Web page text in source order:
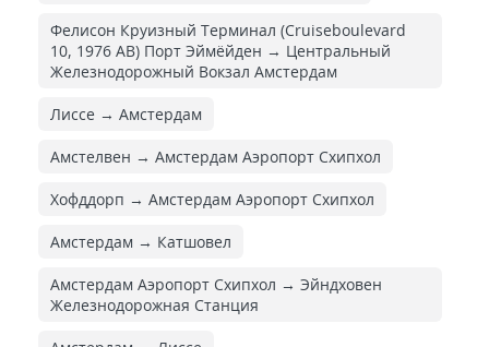
Фелисон Круизный Терминал (Cruiseboulevard
10, 1976 AB) Порт Эймёйден → Центральный
Железнодорожный Вокзал Амстердам
Лиссе → Амстердам
Амстелвен → Амстердам Аэропорт Схипхол
Хофддорп → Амстердам Аэропорт Схипхол
Амстердам → Катшовел
Амстердам Аэропорт Схипхол → Эйндховен
Железнодорожная Cтанция